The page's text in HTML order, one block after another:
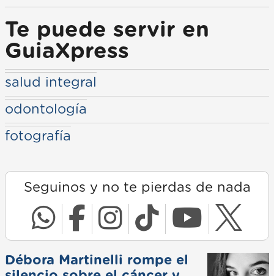
Te puede servir en
GuiaXpress
salud integral
odontología
fotografía
Seguinos y no te pierdas de nada
Débora Martinelli rompe el